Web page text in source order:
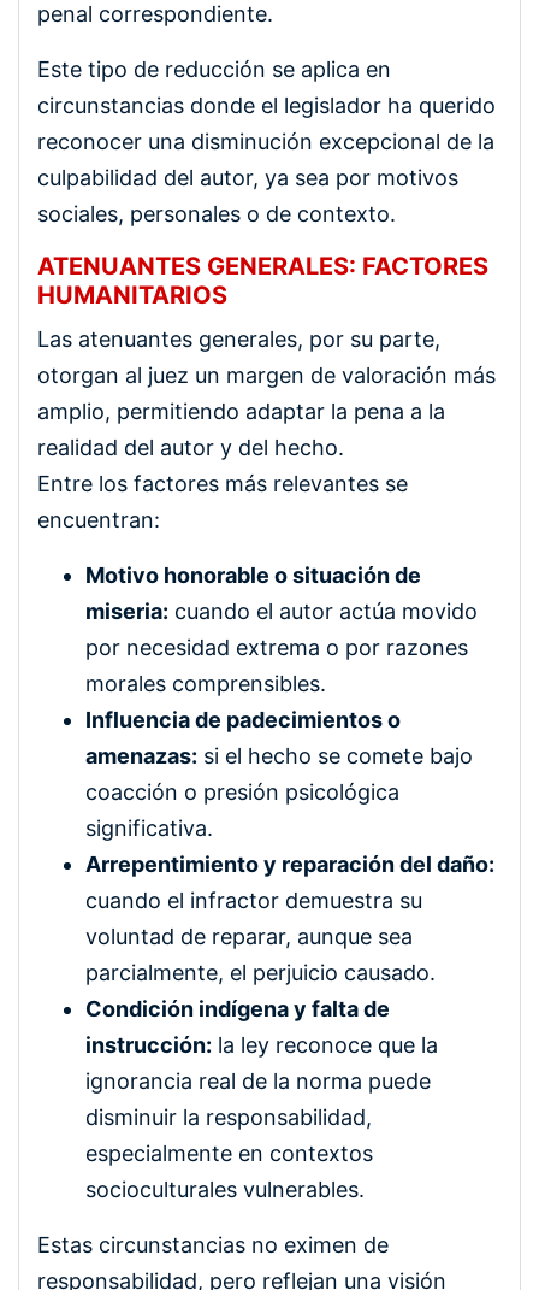
penal correspondiente.
Este tipo de reducción se aplica en
circunstancias donde el legislador ha querido
reconocer una disminución excepcional de la
culpabilidad del autor, ya sea por motivos
sociales, personales o de contexto.
ATENUANTES GENERALES: FACTORES
HUMANITARIOS
Las atenuantes generales, por su parte,
otorgan al juez un margen de valoración más
amplio, permitiendo adaptar la pena a la
realidad del autor y del hecho.
Entre los factores más relevantes se
encuentran:
Motivo honorable o situación de
miseria: cuando el autor actúa movido
por necesidad extrema o por razones
morales comprensibles.
Influencia de padecimientos o
amenazas: si el hecho se comete bajo
coacción o presión psicológica
significativa.
Arrepentimiento y reparación del daño:
cuando el infractor demuestra su
voluntad de reparar, aunque sea
parcialmente, el perjuicio causado.
Condición indígena y falta de
instrucción: la ley reconoce que la
ignorancia real de la norma puede
disminuir la responsabilidad,
especialmente en contextos
socioculturales vulnerables.
Estas circunstancias no eximen de
responsabilidad, pero reflejan una visión